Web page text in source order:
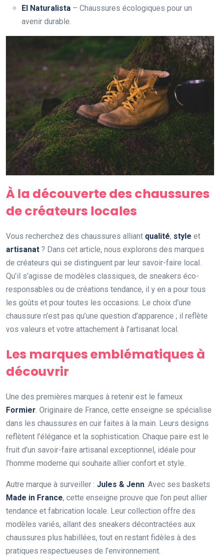
El Naturalista – Chaussures écologiques pour un
avenir durable.
À la découverte des chaussures
de créateurs locales
Vous recherchez des chaussures alliant qualité, style et
artisanat ? Dans cet article, nous explorons des marques
de créateurs qui se distinguent par leur savoir-faire local.
Qu’il s’agisse de modèles classiques, de sneakers éco-
responsables ou de créations tendance, il y en a pour tous
les goûts et pour toutes les occasions. Le choix d’une
chaussure n’est pas qu’une question d’apparence ; il reflète
vos valeurs et votre attachement à l’artisanat local.
Les marques emblématiques à
découvrir
Une des premières marques à retenir est le fameux
Formier . Originaire de France, cette enseigne se spécialise
dans les chaussures en cuir faites à la main. Leurs designs
reflètent l’élégance et la sophistication. Chaque paire est le
fruit d’un savoir-faire artisanal exceptionnel, idéale pour
l’homme moderne qui souhaite allier confort et style.
Autre marque à surveiller : Jules & Jenn . Avec ses baskets
Made in France, cette enseigne prouve que l’on peut allier
tendance et fabrication locale. Leur collection offre des
modèles variés, allant des sneakers décontractées aux
chaussures plus habillées, tout en restant fidèles à des
pratiques respectueuses de l’environnement.